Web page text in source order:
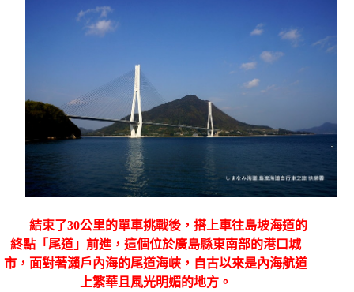
結束了30公里的單車挑戰後，搭上車往島坡海道的
終點「尾道」前進，這個位於廣島縣東南部的港口城
市，面對著瀨戶內海的尾道海峽，自古以來是內海航道
上繁華且風光明媚的地方。